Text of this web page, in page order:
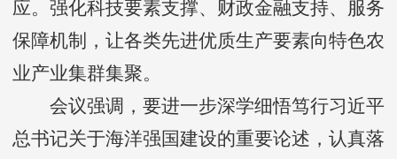
应。强化科技要素支撑、财政金融支持、服务
保障机制，让各类先进优质生产要素向特色农
业产业集群集聚。
会议强调，要进一步深学细悟笃行习近平
总书记关于海洋强国建设的重要论述，认真落